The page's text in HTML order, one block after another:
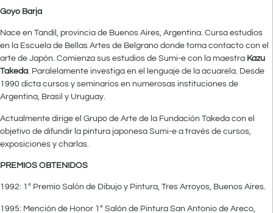
Goyo Barja
Nace en Tandil, provincia de Buenos Aires, Argentina. Cursa estudios
en la Escuela de Bellas Artes de Belgrano donde toma contacto con el
arte de Japón. Comienza sus estudios de Sumi-e con la maestra Kazu
Takeda. Paralelamente investiga en el lenguaje de la acuarela. Desde
1990 dicta cursos y seminarios en numerosas instituciones de
Argentina, Brasil y Uruguay.
Actualmente dirige el Grupo de Arte de la Fundación Takeda con el
objetivo de difundir la pintura japonesa Sumi-e a través de cursos,
exposiciones y charlas.
PREMIOS OBTENIDOS
1992: 1º Premio Salón de Dibujo y Pintura, Tres Arroyos, Buenos Aires.
1995: Mención de Honor 1º Salón de Pintura San Antonio de Areco,